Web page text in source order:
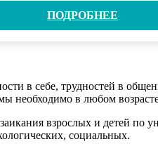
ПОДРОБНЕЕ
в себе, трудностей в
необходимо в любом
взрослых и детей
социальных.